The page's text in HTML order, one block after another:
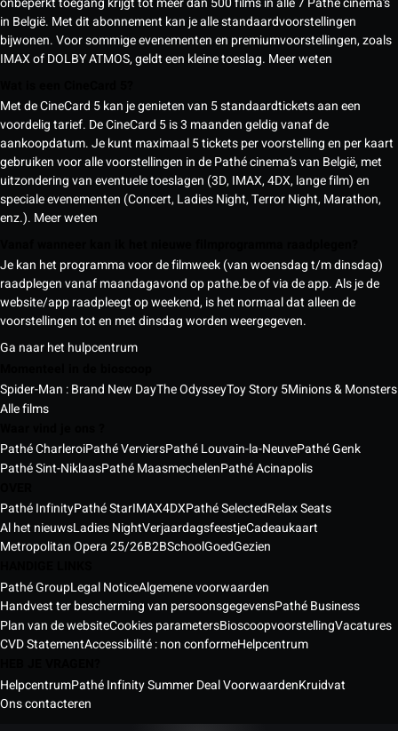
in België. Met dit abonnement kan je alle standaardvoorstellingen
bijwonen. Voor sommige evenementen en premiumvoorstellingen, zoals
IMAX of DOLBY ATMOS, geldt een kleine toeslag. Meer weten
Met de CineCard 5 kan je genieten van 5 standaardtickets aan een
voordelig tarief. De CineCard 5 is 3 maanden geldig vanaf de
aankoopdatum. Je kunt maximaal 5 tickets per voorstelling en per kaart
gebruiken voor alle voorstellingen in de Pathé cinema’s van België, met
uitzondering van eventuele toeslagen (3D, IMAX, 4DX, lange film) en
speciale evenementen (Concert, Ladies Night, Terror Night, Marathon,
enz.). Meer weten
Je kan het programma voor de filmweek (van woensdag t/m dinsdag)
raadplegen vanaf maandagavond op pathe.be of via de app. Als je de
website/app raadpleegt op weekend, is het normaal dat alleen de
voorstellingen tot en met dinsdag worden weergegeven.
Ga naar het hulpcentrum
Spider-Man : Brand New DayThe OdysseyToy Story 5Minions & Monsters
Alle films
Pathé CharleroiPathé VerviersPathé Louvain-la-NeuvePathé Genk
Pathé Sint-NiklaasPathé MaasmechelenPathé Acinapolis
Pathé InfinityPathé StarIMAX4DXPathé SelectedRelax Seats
Al het nieuwsLadies NightVerjaardagsfeestjeCadeaukaart
Metropolitan Opera 25/26B2BSchoolGoedGezien
Pathé GroupLegal NoticeAlgemene voorwaarden
Handvest ter bescherming van persoonsgegevensPathé Business
Plan van de websiteCookies parametersBioscoopvoorstellingVacatures
CVD StatementAccessibilité : non conformeHelpcentrum
HelpcentrumPathé Infinity Summer Deal VoorwaardenKruidvat
Ons contacteren